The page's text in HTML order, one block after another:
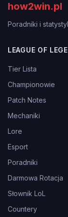
how2win.pl
Poradniki i
LEAGUE OF
Tier Lista
Championowie
Patch Notes
Mechaniki
Lore
Esport
Poradniki
Darmowa Rotacja
Słownik LoL
Countery